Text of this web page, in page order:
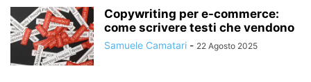
Copywriting per e-commerce:
come scrivere testi che vendono
Samuele Camatari - 22 Agosto 2025